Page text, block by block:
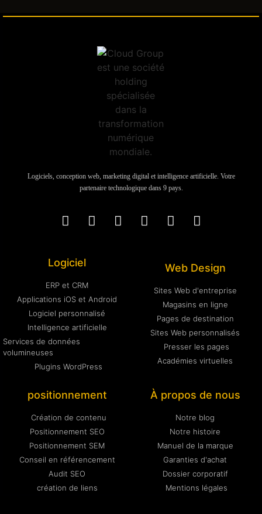
Logiciels, conception web, marketing digital et intelligence artificielle. Votre
partenaire technologique dans 9 pays.
Logiciel
ERP et CRM
Applications iOS et Android
Logiciel personnalisé
Intelligence artificielle
Services de données
volumineuses
Plugins WordPress
Web Design
Sites Web d'entreprise
Magasins en ligne
Pages de destination
Sites Web personnalisés
Presser les pages
Académies virtuelles
positionnement
Création de contenu
Positionnement SEO
Positionnement SEM
Conseil en référencement
Audit SEO
création de liens
À propos de nous
Notre blog
Notre histoire
Manuel de la marque
Garanties d'achat
Dossier corporatif
Mentions légales